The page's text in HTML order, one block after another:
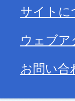
サイトに
ウェブア
お問い合